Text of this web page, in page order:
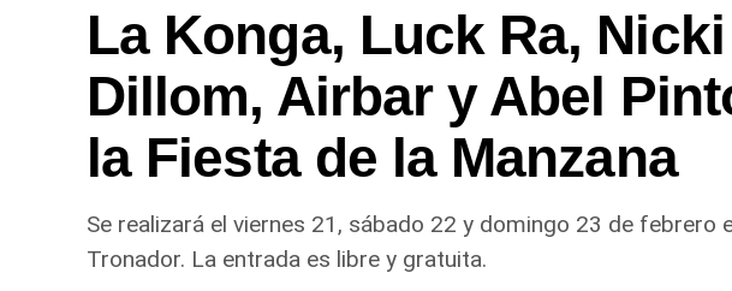
La Konga, Luck Ra,
Dillom, Airbar y Abel
la Fiesta de la Manzana
Se realizará el viernes 21, sábado 22 y domingo 23 de febrero
Tronador. La entrada es libre y gratuita.